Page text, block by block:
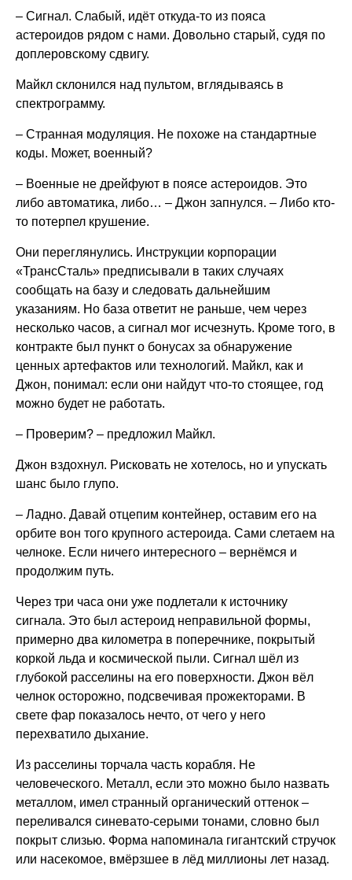
– Сигнал. Слабый, идёт откуда-то из пояса
астероидов рядом с нами. Довольно старый, судя по
доплеровскому сдвигу.
Майкл склонился над пультом, вглядываясь в
спектрограмму.
– Странная модуляция. Не похоже на стандартные
коды. Может, военный?
– Военные не дрейфуют в поясе астероидов. Это
либо автоматика, либо… – Джон запнулся. – Либо кто-
то потерпел крушение.
Они переглянулись. Инструкции корпорации
«ТрансСталь» предписывали в таких случаях
сообщать на базу и следовать дальнейшим
указаниям. Но база ответит не раньше, чем через
несколько часов, а сигнал мог исчезнуть. Кроме того, в
контракте был пункт о бонусах за обнаружение
ценных артефактов или технологий. Майкл, как и
Джон, понимал: если они найдут что-то стоящее, год
можно будет не работать.
– Проверим? – предложил Майкл.
Джон вздохнул. Рисковать не хотелось, но и упускать
шанс было глупо.
– Ладно. Давай отцепим контейнер, оставим его на
орбите вон того крупного астероида. Сами слетаем на
челноке. Если ничего интересного – вернёмся и
продолжим путь.
Через три часа они уже подлетали к источнику
сигнала. Это был астероид неправильной формы,
примерно два километра в поперечнике, покрытый
коркой льда и космической пыли. Сигнал шёл из
глубокой расселины на его поверхности. Джон вёл
челнок осторожно, подсвечивая прожекторами. В
свете фар показалось нечто, от чего у него
перехватило дыхание.
Из расселины торчала часть корабля. Не
человеческого. Металл, если это можно было назвать
металлом, имел странный органический оттенок –
переливался синевато-серыми тонами, словно был
покрыт слизью. Форма напоминала гигантский стручок
или насекомое, вмёрзшее в лёд миллионы лет назад.